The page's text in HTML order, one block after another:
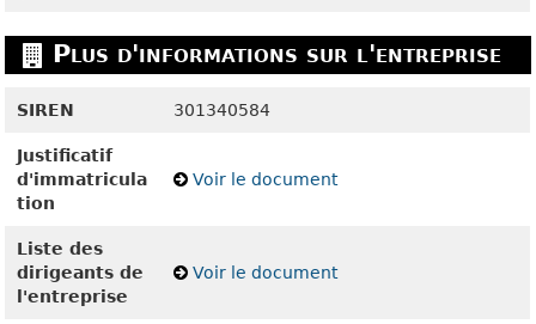
Plus d'informations sur l'entreprise
SIREN 301340584
Justificatif
d'immatricula
tion
Voir le document
Liste des
dirigeants de
l'entreprise
Voir le document